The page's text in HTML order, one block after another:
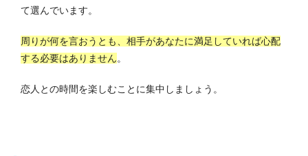
て選んでいます。
周りが何を言おうとも、相手があなたに満足していれば心配
する必要はありません。
恋人との時間を楽しむことに集中しましょう。